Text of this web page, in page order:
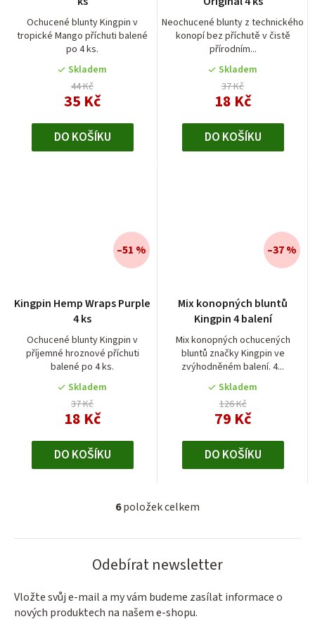
Ochucené blunty Kingpin v
tropické Mango příchuti balené
po 4 ks.
Skladem
44 Kč
35 Kč
DO KOŠÍKU
Neochucené blunty z technického
konopí bez příchutě v čistě
přírodním...
produktu
je
5,0
z
5
hvězdiček.
Skladem
37 Kč
18 Kč
DO KOŠÍKU
Kingpin Hemp Wraps Purple
4 ks
Ochucené blunty Kingpin v
příjemné hroznové příchuti
balené po 4 ks.
Skladem
37 Kč
18 Kč
–51 %
DO KOŠÍKU
Mix konopných bluntů
Kingpin 4 balení
Mix konopných ochucených
bluntů značky Kingpin ve
zvýhodněném balení. 4...
hodnocení
produktu
je
5,0
z
5
hvězdiček.
Skladem
126 Kč
79 Kč
–37 %
DO KOŠÍKU
O
á
a
c
6položek celkem
Odebírat newsletter
Vložte svůj e-mail a my vám budeme zasílat informace o
nových produktech na našem e-shopu.